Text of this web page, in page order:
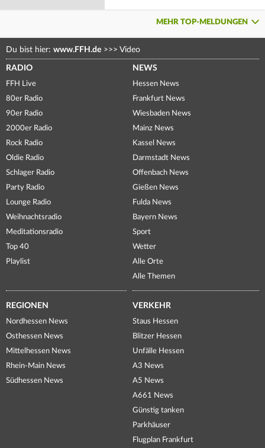
MEHR TOP-MELDUNGEN
Du bist hier: www.FFH.de >>> Video
RADIO
FFH Live
80er Radio
90er Radio
2000er Radio
Rock Radio
Oldie Radio
Schlager Radio
Party Radio
Lounge Radio
Weihnachtsradio
Meditationsradio
Top 40
Playlist
NEWS
Hessen News
Frankfurt News
Wiesbaden News
Mainz News
Kassel News
Darmstadt News
Offenbach News
Gießen News
Fulda News
Bayern News
Sport
Wetter
Alle Orte
Alle Themen
REGIONEN
Nordhessen News
Osthessen News
Mittelhessen News
Rhein-Main News
Südhessen News
VERKEHR
Staus Hessen
Blitzer Hessen
Unfälle Hessen
A3 News
A5 News
A661 News
Günstig tanken
Parkhäuser
Flugplan Frankfurt